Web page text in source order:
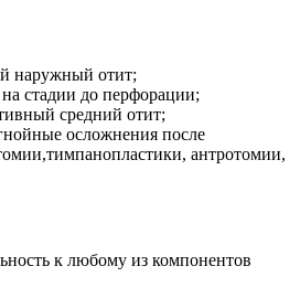
наружный отит;
стадии до перфорации;
средний отит;
осложнения после
антротомии,
к любому из компонентов